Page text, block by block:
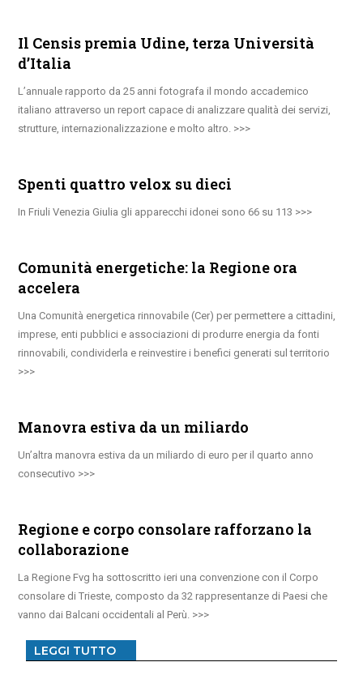
Il Censis premia Udine, terza Università
d’Italia
L’annuale rapporto da 25 anni fotografa il mondo accademico
italiano attraverso un report capace di analizzare qualità dei servizi,
strutture, internazionalizzazione e molto altro.
Spenti quattro velox su dieci
In Friuli Venezia Giulia gli apparecchi idonei sono 66 su 113
Comunità energetiche: la Regione ora
accelera
Una Comunità energetica rinnovabile (Cer) per permettere a cittadini,
imprese, enti pubblici e associazioni di produrre energia da fonti
rinnovabili, condividerla e reinvestire i benefici generati sul territorio
Manovra estiva da un miliardo
Un’altra manovra estiva da un miliardo di euro per il quarto anno
consecutivo
Regione e corpo consolare rafforzano la
collaborazione
La Regione Fvg ha sottoscritto ieri una convenzione con il Corpo
consolare di Trieste, composto da 32 rappresentanze di Paesi che
vanno dai Balcani occidentali al Perù.
LEGGI TUTTO